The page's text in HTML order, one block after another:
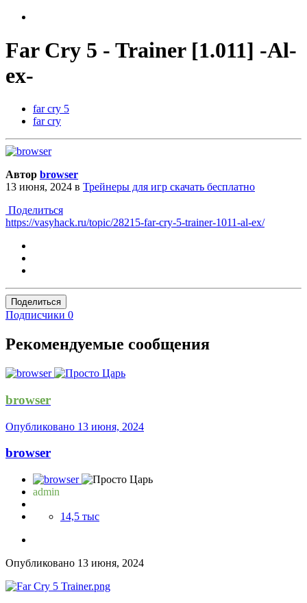
Far Cry 5 - Trainer [1.011] -Al-
ex-
far cry 5
far cry
Автор browser
13 июня, 2024 в Трейнеры для игр скачать бесплатно
Поделиться
https://vasyhack.ru/topic/28215-far-cry-5-trainer-1011-al-ex/
Поделиться
Подписчики 0
Рекомендуемые сообщения
browser
Опубликовано 13 июня, 2024
browser
admin
14,5 тыс
Опубликовано 13 июня, 2024